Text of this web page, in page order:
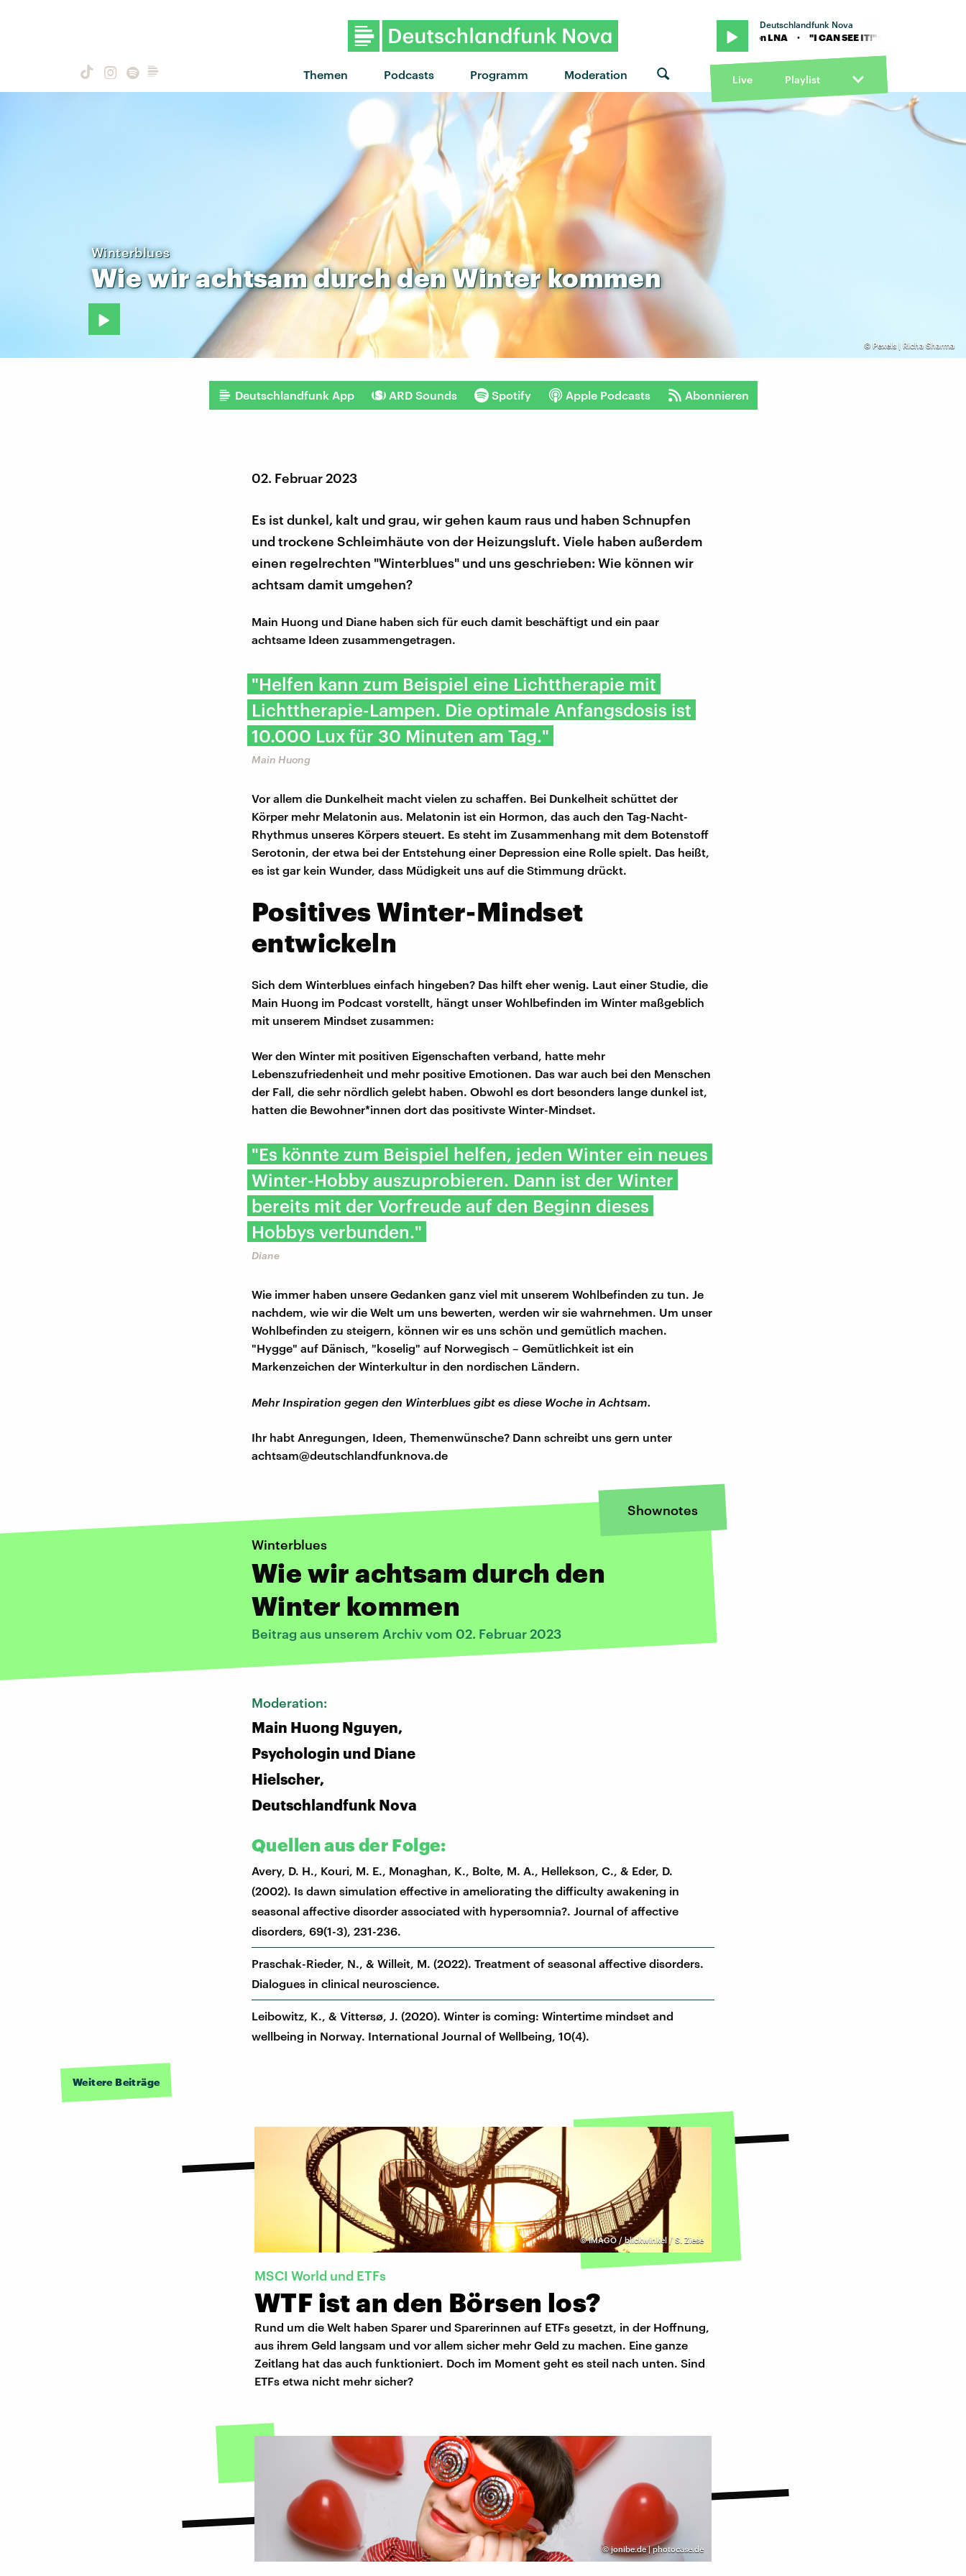
Themen Podcasts Programm Moderation
Deutschlandfunk Nova
"I CAN SEE IT!" von LNA · "I CAN SEE IT!" von LNA · "I CAN SEE IT!" von LNA
Live Playlist
© Pexels | Richa Sharma
Winterblues
WiewirachtsamdurchdenWinterkommen
Deutschlandfunk App ARD Sounds Spotify Apple Podcasts Abonnieren
02. Februar 2023
Es ist dunkel, kalt und grau, wir gehen kaum raus und haben Schnupfen
und trockene Schleimhäute von der Heizungsluft. Viele haben außerdem
einen regelrechten "Winterblues" und uns geschrieben: Wie können wir
achtsam damit umgehen?
Main Huong und Diane haben sich für euch damit beschäftigt und ein paar
achtsame Ideen zusammengetragen.
"Helfen kann zum Beispiel eine Lichttherapie mit
Lichttherapie-Lampen. Die optimale Anfangsdosis ist
10.000 Lux für 30 Minuten am Tag."
Main Huong
Vor allem die Dunkelheit macht vielen zu schaffen. Bei Dunkelheit schüttet der
Körper mehr Melatonin aus. Melatonin ist ein Hormon, das auch den Tag-Nacht-
Rhythmus unseres Körpers steuert. Es steht im Zusammenhang mit dem Botenstoff
Serotonin, der etwa bei der Entstehung einer Depression eine Rolle spielt. Das heißt,
es ist gar kein Wunder, dass Müdigkeit uns auf die Stimmung drückt.
Positives Winter-Mindset
entwickeln
Sich dem Winterblues einfach hingeben? Das hilft eher wenig. Laut einer Studie, die
Main Huong im Podcast vorstellt, hängt unser Wohlbefinden im Winter maßgeblich
mit unserem Mindset zusammen:
Wer den Winter mit positiven Eigenschaften verband, hatte mehr
Lebenszufriedenheit und mehr positive Emotionen. Das war auch bei den Menschen
der Fall, die sehr nördlich gelebt haben. Obwohl es dort besonders lange dunkel ist,
hatten die Bewohner*innen dort das positivste Winter-Mindset.
"Es könnte zum Beispiel helfen, jeden Winter ein neues
Winter-Hobby auszuprobieren. Dann ist der Winter
bereits mit der Vorfreude auf den Beginn dieses
Hobbys verbunden."
Diane
Wie immer haben unsere Gedanken ganz viel mit unserem Wohlbefinden zu tun. Je
nachdem, wie wir die Welt um uns bewerten, werden wir sie wahrnehmen. Um unser
Wohlbefinden zu steigern, können wir es uns schön und gemütlich machen.
"Hygge" auf Dänisch, "koselig" auf Norwegisch – Gemütlichkeit ist ein
Markenzeichen der Winterkultur in den nordischen Ländern.
Mehr Inspiration gegen den Winterblues gibt es diese Woche in Achtsam.
Ihr habt Anregungen, Ideen, Themenwünsche? Dann schreibt uns gern unter
achtsam@deutschlandfunknova.de
Shownotes
Winterblues
Wie wir achtsam durch den
Winter kommen
Beitrag aus unserem Archiv vom 02. Februar 2023
Moderation:
Main Huong Nguyen,
Psychologin und Diane
Hielscher,
Deutschlandfunk Nova
Quellen aus der Folge:
Avery, D. H., Kouri, M. E., Monaghan, K., Bolte, M. A., Hellekson, C., & Eder, D.
(2002). Is dawn simulation effective in ameliorating the difficulty awakening in
seasonal affective disorder associated with hypersomnia?. Journal of affective
disorders, 69(1-3), 231-236.
Praschak-Rieder, N., & Willeit, M. (2022). Treatment of seasonal affective disorders.
Dialogues in clinical neuroscience.
Leibowitz, K., & Vittersø, J. (2020). Winter is coming: Wintertime mindset and
wellbeing in Norway. International Journal of Wellbeing, 10(4).
Weitere Beiträge
©IMAGO / blickwinkel / S. Ziese
MSCI World und ETFs
WTF ist an den Börsen los?
Rund um die Welt haben Sparer und Sparerinnen auf ETFs gesetzt, in der Hoffnung,
aus ihrem Geld langsam und vor allem sicher mehr Geld zu machen. Eine ganze
Zeitlang hat das auch funktioniert. Doch im Moment geht es steil nach unten. Sind
ETFs etwa nicht mehr sicher?
©jonibe.de | photocase.de